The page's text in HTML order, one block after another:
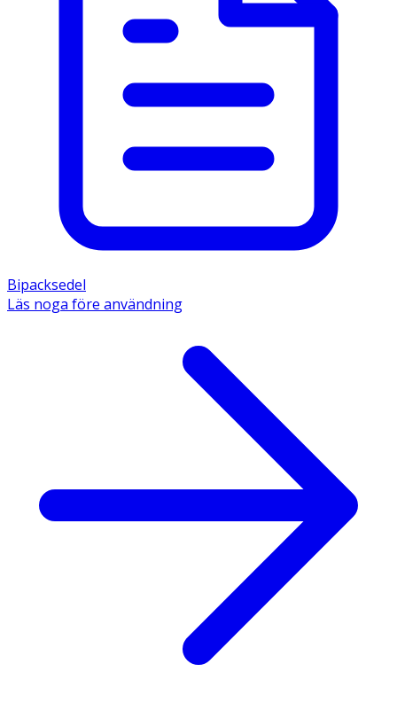
ullfett, vitt vaselin.
Bipacksedel
Läs noga före användning